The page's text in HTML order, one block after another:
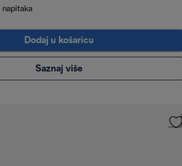
napitaka
Dodaj u košaricu
Saznaj više